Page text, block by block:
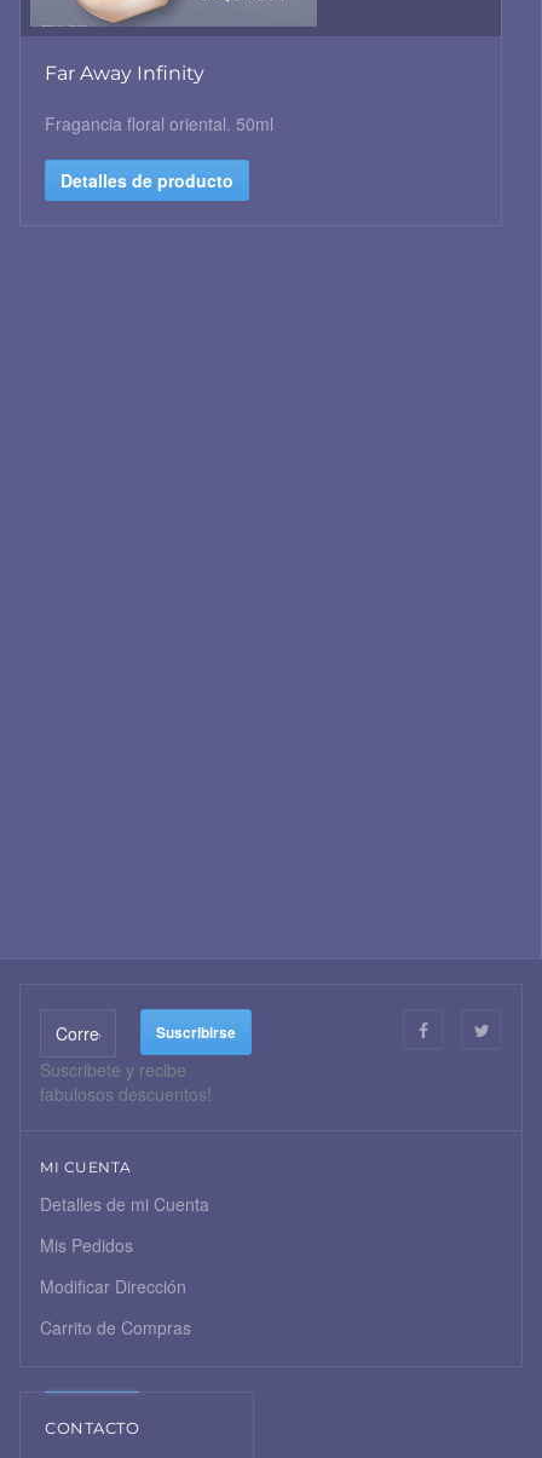
Far Away Infinity
Fragancia floral oriental. 50ml
Detalles de producto
Suscribete y recibe
fabulosos descuentos!
MI CUENTA
Detalles de mi Cuenta
Mis Pedidos
Modificar Dirección
Carrito de Compras
CONTACTO